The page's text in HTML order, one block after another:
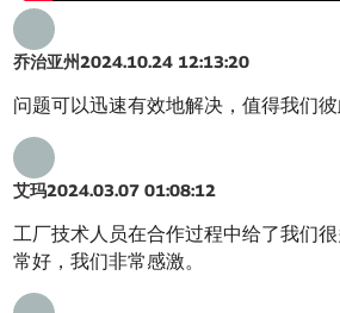
乔治亚州2024.10.24 12:13:20
问题可以迅速有效地解决，值得我们彼
艾玛2024.03.07 01:08:12
工厂技术人员在合作过程中给了我们
常好，我们非常感激。